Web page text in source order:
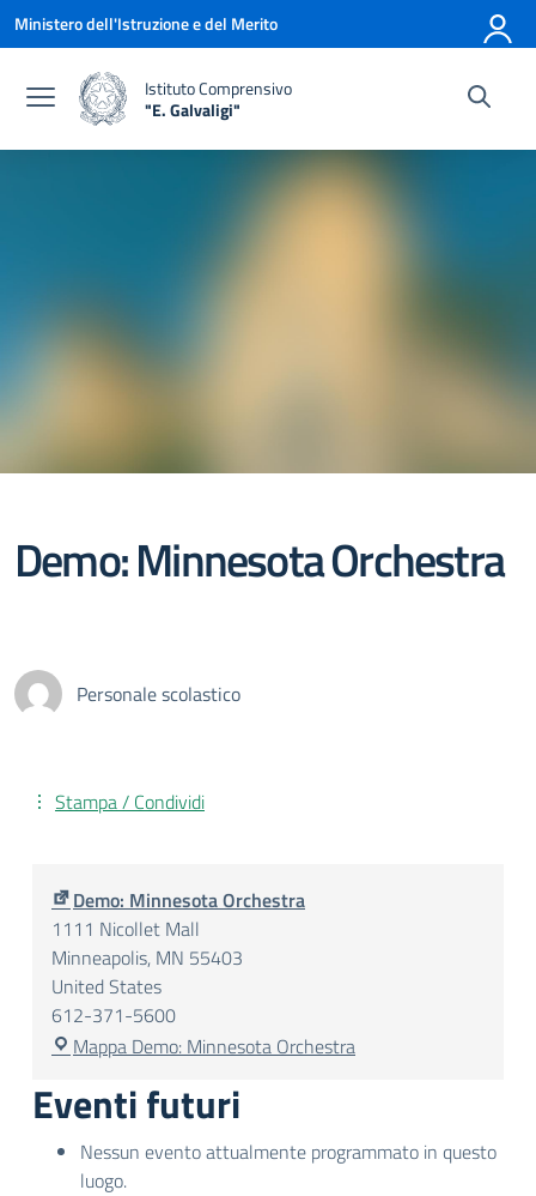
Vai ai contenuti
Vai al menu di navigazione
Vai al footer
Ministero dell'Istruzione e del Merito
Istituto Comprensivo
"E. Galvaligi"
— Visita la pagina iniziale della scuola
Demo: Minnesota Orchestra
Personale scolastico
Stampa / Condividi
Demo: Minnesota Orchestra
1111 Nicollet Mall
Minneapolis, MN 55403
United States
612-371-5600
Mappa Demo: Minnesota Orchestra
Eventi futuri
Nessun evento attualmente programmato in questo
luogo.